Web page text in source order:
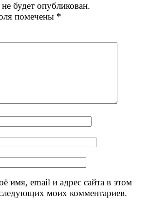
будет опубликован.
помечены *
имя, email и адрес сайта в этом
моих комментариев.